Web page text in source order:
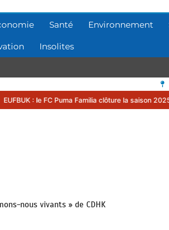
Santé Environnement
Insolites
Puma Familia clôture la saison 2025-2026 par
nous vivants » de CDHK